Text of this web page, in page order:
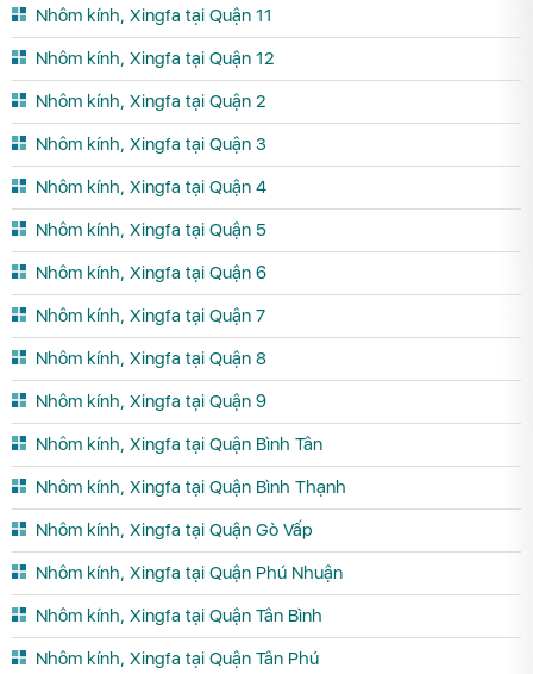
Nhôm kính, Xingfa tại Quận 11
Nhôm kính, Xingfa tại Quận 12
Nhôm kính, Xingfa tại Quận 2
Nhôm kính, Xingfa tại Quận 3
Nhôm kính, Xingfa tại Quận 4
Nhôm kính, Xingfa tại Quận 5
Nhôm kính, Xingfa tại Quận 6
Nhôm kính, Xingfa tại Quận 7
Nhôm kính, Xingfa tại Quận 8
Nhôm kính, Xingfa tại Quận 9
Nhôm kính, Xingfa tại Quận Bình Tân
Nhôm kính, Xingfa tại Quận Bình Thạnh
Nhôm kính, Xingfa tại Quận Gò Vấp
Nhôm kính, Xingfa tại Quận Phú Nhuận
Nhôm kính, Xingfa tại Quận Tân Bình
Nhôm kính, Xingfa tại Quận Tân Phú